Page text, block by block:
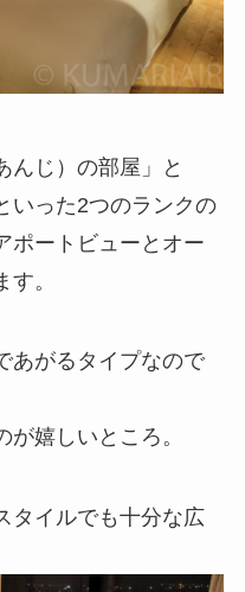
んじ）の部屋」と
いった2つのランクの
ポートビューとオー
。
あがるタイプなので
嬉しいところ。
タイルでも十分な広